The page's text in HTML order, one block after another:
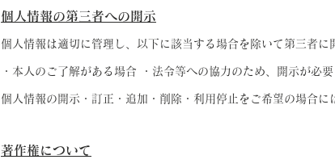
個人情報の第三者への開示
個人情報は適切に管理し、以下に該当する場合を除いて第三者に
・本人のご了解がある場合 ・法令等への協力のため、開示が必要
個人情報の開示・訂正・追加・削除・利用停止をご希望の場合
著作権について